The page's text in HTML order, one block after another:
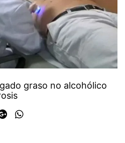
graso no alcohólico